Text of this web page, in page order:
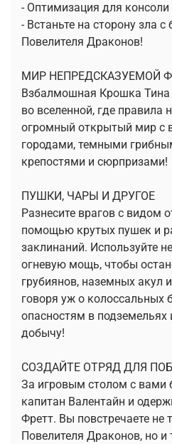
- Оптимизация для
- Встаньте на сторону зла
Повелителя Драконов!
МИР НЕПРЕДСКАЗУЕМОЙ
Взбалмошная Крошка Тина
во вселенной, где правила
огромный открытый мир с
городами, темными
крепостями и сюрпризами!
ПУШКИ, ЧАРЫ И ДРУГОЕ
Разнесите врагов с видом
помощью крутых пушек и
заклинаний. Используйте
огневую мощь, чтобы
грубиянов, наземных акул
говоря уж о колоссальных
опасностям в подземельях
добычу!
СОЗДАЙТЕ ОТРЯД ДЛЯ
За игровым столом с вами
капитан Валентайн и
Фретт. Вы повстречаете не
Повелителя Драконов, но и